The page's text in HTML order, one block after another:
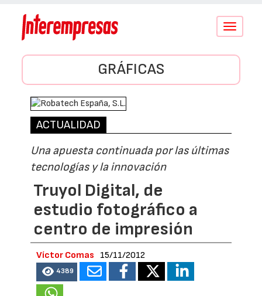
Conmutar
GRÁFICAS
ACTUALIDAD
Una apuesta continuada por las últimas
tecnologías y la innovación
Truyol Digital, de
estudio fotográfico a
centro de impresión
Víctor Comas 15/11/2012
4389